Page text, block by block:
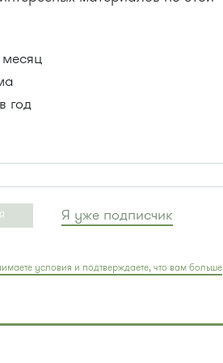
год
Я уже подписчик
условия и подтверждаете, что вам больше